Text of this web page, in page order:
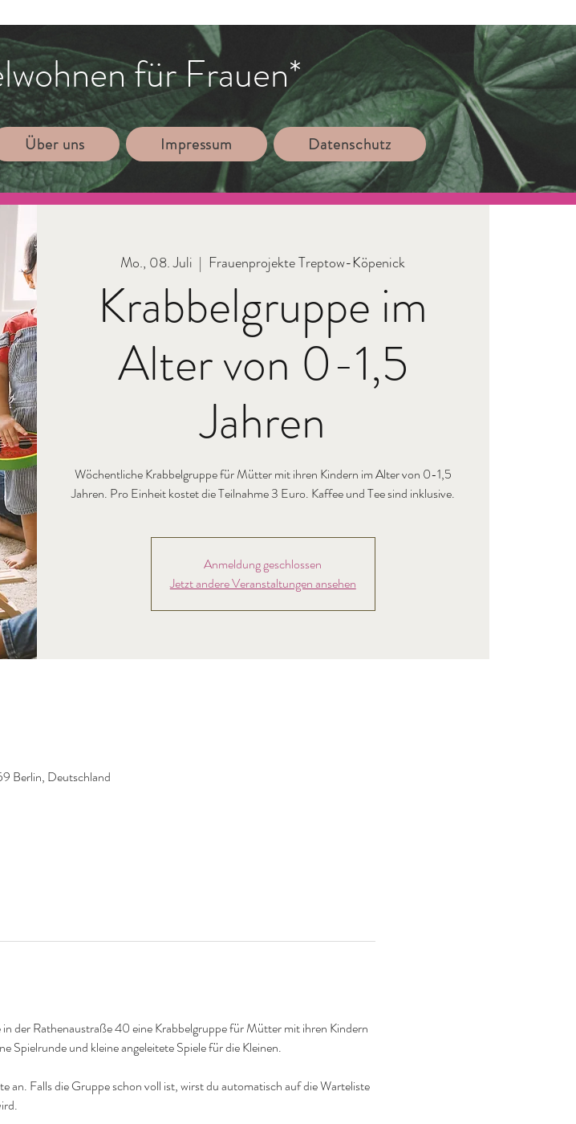
für Frauen*
Über uns Impressum Datenschutz
Mo., 08. Juli
  |
Frauenprojekte Treptow-Köpenick
Krabbelgruppe im
Alter von 0-1,5
Jahren
Wöchentliche Krabbelgruppe für Mütter mit ihren Kindern im Alter von 0-1,5
Jahren. Pro Einheit kostet die Teilnahme 3 Euro. Kaffee und Tee sind inklusive.
Anmeldung geschlossen
Jetzt andere Veranstaltungen ansehen
Berlin, Deutschland
der Rathenaustraße 40 eine Krabbelgruppe für Mütter mit ihren Kindern
Spielrunde und kleine angeleitete Spiele für die Kleinen.
an. Falls die Gruppe schon voll ist, wirst du automatisch auf die Warteliste